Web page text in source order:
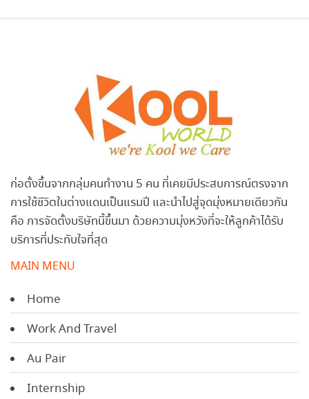
ก่อตั้งขึ้นจากกลุ่มคนทำงาน 5 คน ที่เคยมีประสบการณ์ตรงจาก
การใช้ชีวิตในต่างแดนเป็นแรมปี และนำไปสู่จุดมุ่งหมายเดียวกัน
คือ การจัดตั้งบริษัทนี้ขึ้นมา ด้วยความมุ่งหวังที่จะให้ลูกค้าได้รับ
บริการที่ประทับใจที่สุด
MAIN MENU
Home
Work And Travel
Au Pair
Internship